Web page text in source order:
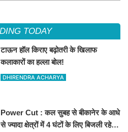
TODAY
टाऊन हॉल किराए बढ़ोतरी के खिलाफ
कलाकारों का हल्ला बोल!
DHIRENDRA ACHARYA
Power Cut : कल सुबह से बीकानेर के आधे
से ज्यादा क्षेत्रों में 4 घंटों के लिए बिजली रहेगी